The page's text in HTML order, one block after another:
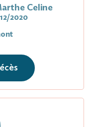
Celine
2020